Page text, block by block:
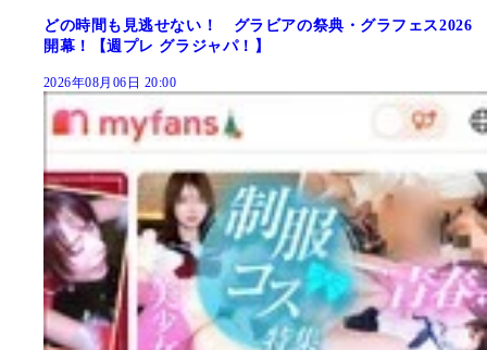
どの時間も見逃せない！ グラビアの祭典・グラフェス2026
開幕！【週プレ グラジャパ！】
2026年08月06日 20:00